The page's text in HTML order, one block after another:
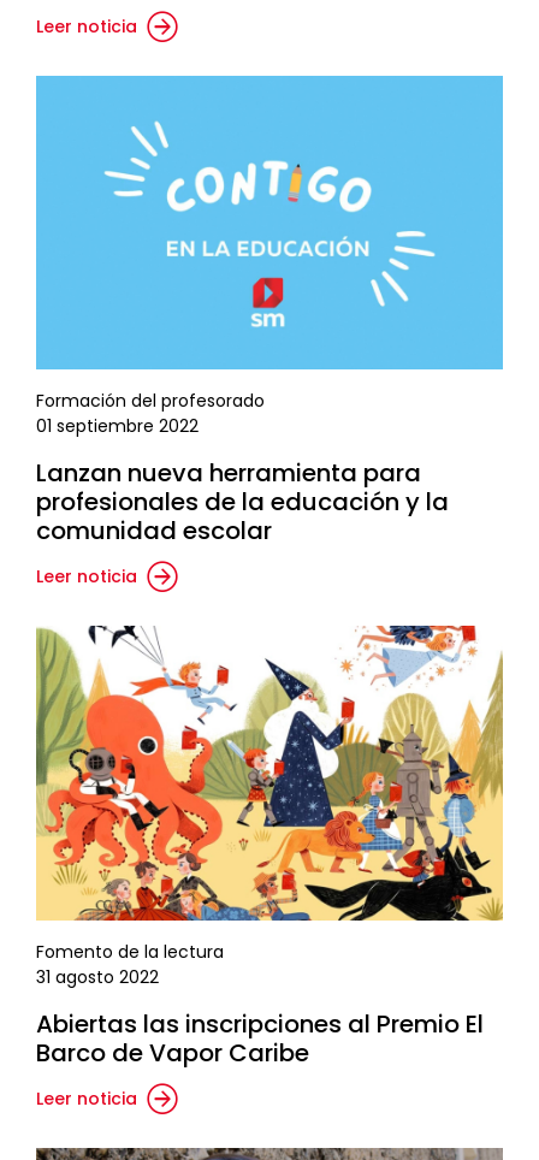
Leer noticia
Formación del profesorado
01 septiembre 2022
Lanzan nueva herramienta para
profesionales de la educación y la
comunidad escolar
Leer noticia
Fomento de la lectura
31 agosto 2022
Abiertas las inscripciones al Premio El
Barco de Vapor Caribe
Leer noticia